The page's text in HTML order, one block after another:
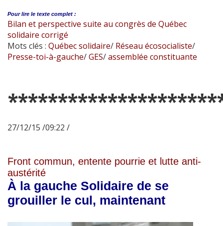
Pour lire le texte complet :
Bilan et perspective suite au congrès de Québec
solidaire corrigé
Mots clés : Québec solidaire/ Réseau écosocialiste/
Presse-toi-à-gauche/GES/assemblée constituante
27/12/15 /09:22 /
Front commun, entente pourrie et lutte anti-
austérité
À la gauche Solidaire de se
grouiller le cul, maintenant